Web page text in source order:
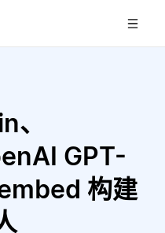
GPT-
构建